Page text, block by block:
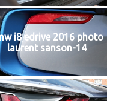
i8 edrive 2016 photo
laurent sanson-14